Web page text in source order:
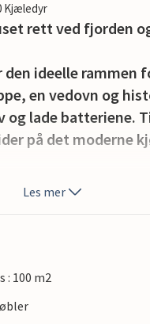
Kjæledyr
rett ved fjorden
ideelle rammen
en vedovn og
og lade batteriene.
på det moderne
solid frokost på
i fred og ro.
fjorden spesielt
Les mer
: 100 m2